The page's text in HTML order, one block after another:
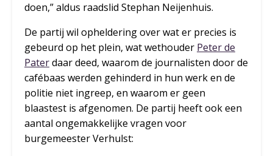
doen,” aldus raadslid Stephan Neijenhuis.
De partij wil opheldering over wat er precies is
gebeurd op het plein, wat wethouder Peter de
Paterdaar deed, waarom de journalisten door de
cafébaas werden gehinderd in hun werk en de
politie niet ingreep, en waarom er geen
blaastest is afgenomen. De partij heeft ook een
aantal ongemakkelijke vragen voor
burgemeester Verhulst: